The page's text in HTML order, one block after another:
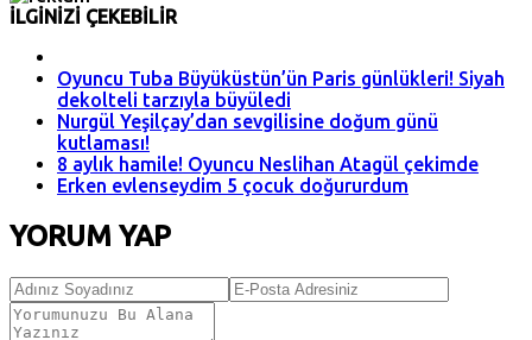
İLGİNİZİ ÇEKEBİLİR
Oyuncu Tuba Büyüküstün’ün Paris günlükleri! Siyah
dekolteli tarzıyla büyüledi
Nurgül Yeşilçay’dan sevgilisine doğum günü
kutlaması!
8 aylık hamile! Oyuncu Neslihan Atagül çekimde
Erken evlenseydim 5 çocuk doğururdum
YORUM YAP